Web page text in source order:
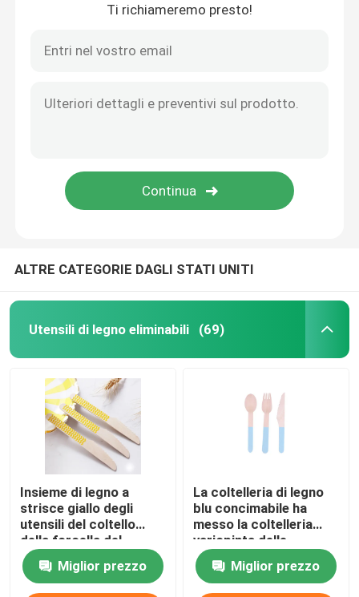
Ti richiameremo presto!
ALTRE CATEGORIE DAGLI STATI UNITI
Utensili di legno eliminabili (69)
Insieme di legno a
strisce giallo degli
utensili del coltello
della forcella del
cucchiaio di picnic del
partito della coltelleria
Miglior prezzo
La coltelleria di legno
blu concimabile ha
messo la coltelleria
variopinta delle
stoviglie per il
BARBECUE domestico
del partito
Miglior prezzo